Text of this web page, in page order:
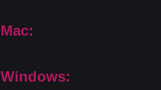
Mac:
Windows: